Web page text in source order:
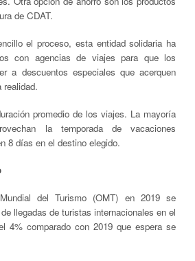
de CDAT.
el proceso, esta entidad solidaria ha
con agencias de viajes para que los
a descuentos especiales que acerquen
promedio de los viajes. La mayoría
la temporada de vacaciones
8 días en el destino elegido.
del Turismo (OMT) en 2019 se
llegadas de turistas internacionales en el
4% comparado con 2019 que espera se